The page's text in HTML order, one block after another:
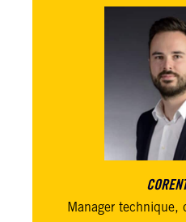
Manager technique,